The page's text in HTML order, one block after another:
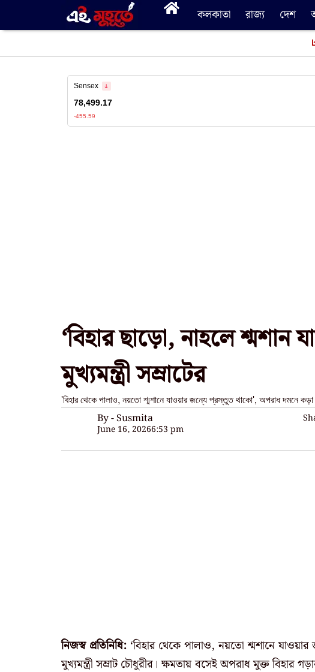
কলকাতা রাজ্য দেশ
‘বিহার ছাড়ো, নাহলে শ্মশান
মুখ্যমন্ত্রী সম্রাটের
'বিহার থেকে পালাও, নয়তো শ্মশানে যাওয়ার জন্যে প্রস্তুত থাকো', অপরাধ দমনে কড়া
By - Susmita
June 16, 20266:53 pm
নিজস্ব প্রতিনিধি:‘বিহার থেকে পালাও, নয়তো শ্মশানে যাওয়ার
মুখ্যমন্ত্রী সম্রাট চৌধুরীর। ক্ষমতায় বসেই অপরাধ মুক্ত বিহার